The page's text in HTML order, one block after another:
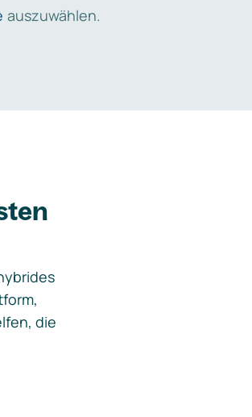
auszuwählen.
die